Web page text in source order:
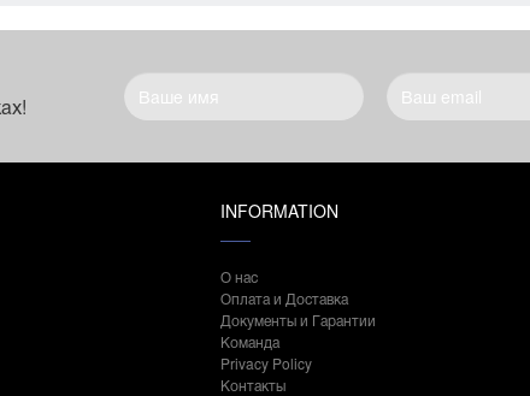
INFORMATION
О нас
Оплата и Доставка
Документы и Гарантии
Команда
Privacy Policy
Контакты